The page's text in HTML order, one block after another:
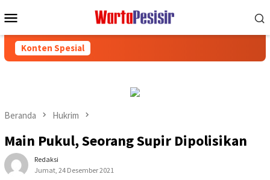
ke
Mobile
Konten Spesial
Beranda Hukrim
Main Pukul, Seorang Supir Dipolisikan
Redaksi
Jumat, 24 Desember 2021